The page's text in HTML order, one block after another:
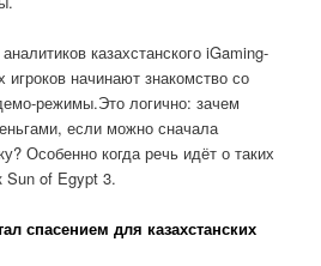
казахстанского iGaming-
начинают знакомство со
режимы.Это логично: зачем
если можно сначала
Особенно когда речь идёт о таких
Sun of Egypt 3.
спасением для казахстанских